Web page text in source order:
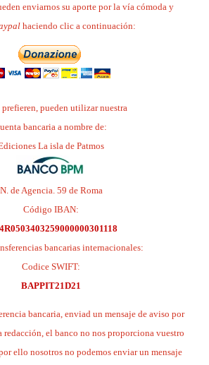
enviarnos su aporte por la vía cómoda y
haciendo clic a continuación:
pueden utilizar nuestra
bancaria a nombre de:
La isla de Patmos
N. de Agencia. 59 de Roma
Código IBAN:
bancarias internacionales:
Codice SWIFT:
BAPPIT21D21
bancaria, enviad un mensaje de aviso por
redacción, el banco no nos proporciona vuestro
ello nosotros no podemos enviar un mensaje